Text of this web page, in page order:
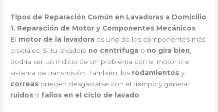
Tipos de Reparación Común en Lavadoras a Domicilio
1. Reparación de Motor y Componentes Mecánicos
El motor de la lavadora es uno de los componentes más
cruciales. Si tu lavadora no centrifuga o no gira bien
podría ser un indicio de un problema con el motor o el
sistema de transmisión. También, los rodamientos y
correas pueden desgastarse con el tiempo y generar
ruidos o fallos en el ciclo de lavado